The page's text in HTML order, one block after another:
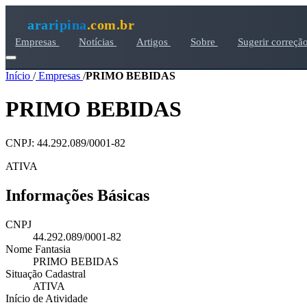
araripina.com.br
Empresas Notícias Artigos Sobre Sugerir
Início /Empresas /PRIMO BEBIDAS
PRIMO BEBIDAS
CNPJ: 44.292.089/0001-82
ATIVA
Informações Básicas
CNPJ
44.292.089/0001-82
Nome Fantasia
PRIMO BEBIDAS
Situação Cadastral
ATIVA
Início de Atividade